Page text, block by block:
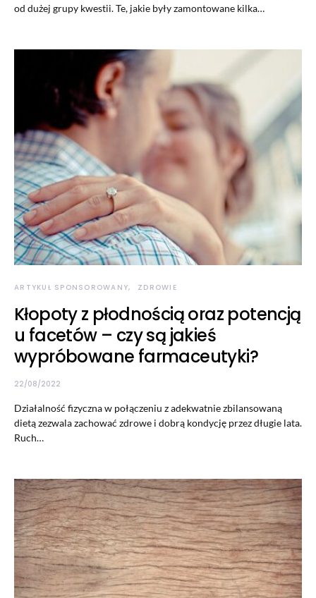
od dużej grupy kwestii. Te, jakie były zamontowane kilka…
ARTYKUŁ SPONSOROWANY ZDROWIE
Kłopoty z płodnością oraz potencją
u facetów – czy są jakieś
wypróbowane farmaceutyki?
22/08/2022
Działalność fizyczna w połączeniu z adekwatnie zbilansowaną
dietą zezwala zachować zdrowe i dobrą kondycję przez długie lata.
Ruch…